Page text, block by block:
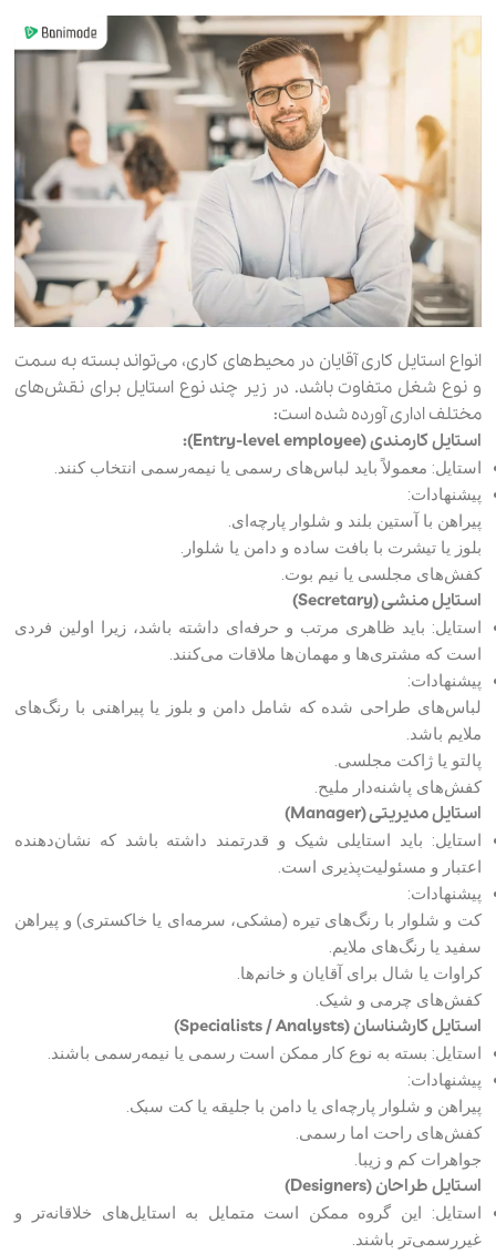
انواع استایل کاری آقایان در محیط‌های کاری، می‌تواند بسته به سمت
و نوع شغل متفاوت باشد. در زیر چند نوع استایل برای نقش‌های
مختلف اداری آورده شده است:
استایل کارمندی (Entry-level employee):
استایل: معمولاً باید لباس‌های رسمی یا نیمه‌رسمی انتخاب کنند.
پیشنهادات:
پیراهن با آستین بلند و شلوار پارچه‌ای.
بلوز یا تیشرت با بافت ساده و دامن یا شلوار.
کفش‌های مجلسی یا نیم بوت.
استایل منشی (Secretary)
استایل: باید ظاهری مرتب و حرفه‌ای داشته باشد، زیرا اولین فردی
است که مشتری‌ها و مهمان‌ها ملاقات می‌کنند.
پیشنهادات:
لباس‌های طراحی شده که شامل دامن و بلوز یا پیراهنی با رنگ‌های
ملایم باشد.
پالتو یا ژاکت مجلسی.
کفش‌های پاشنه‌دار ملیح.
استایل مدیریتی (Manager)
استایل: باید استایلی شیک و قدرتمند داشته باشد که نشان‌دهنده
اعتبار و مسئولیت‌پذیری است.
پیشنهادات:
کت و شلوار با رنگ‌های تیره (مشکی، سرمه‌ای یا خاکستری) و پیراهن
سفید یا رنگ‌های ملایم.
کراوات یا شال برای آقایان و خانم‌ها.
کفش‌های چرمی و شیک.
استایل کارشناسان (Specialists / Analysts)
استایل: بسته به نوع کار ممکن است رسمی یا نیمه‌رسمی باشند.
پیشنهادات:
پیراهن و شلوار پارچه‌ای یا دامن با جلیقه یا کت سبک.
کفش‌های راحت اما رسمی.
جواهرات کم و زیبا.
استایل طراحان (Designers)
استایل: این گروه ممکن است متمایل به استایل‌های خلاقانه‌تر و
غیررسمی‌تر باشند.